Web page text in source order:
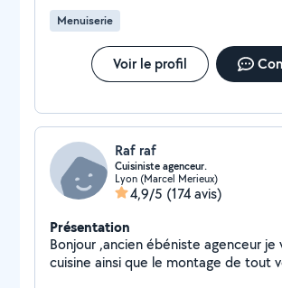
Menuiserie
Voir le profil
Raf raf
Cuisiniste agenceur.
Lyon (Marcel Merieux)
4,9/5 (174 avis)
Présentation
Bonjour ,ancien ébéniste agenceur je
cuisine ainsi que le montage de tout